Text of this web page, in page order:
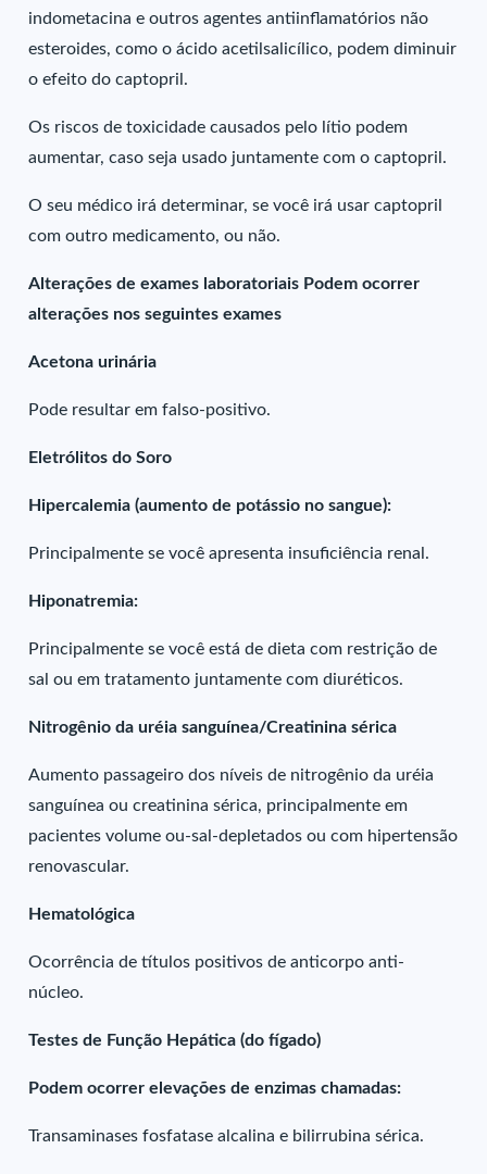
indometacina e outros agentes antiinflamatórios não
esteroides, como o ácido acetilsalicílico, podem diminuir
o efeito do captopril.
Os riscos de toxicidade causados pelo lítio podem
aumentar, caso seja usado juntamente com o captopril.
O seu médico irá determinar, se você irá usar captopril
com outro medicamento, ou não.
Alterações de exames laboratoriais Podem ocorrer
alterações nos seguintes exames
Acetona urinária
Pode resultar em falso-positivo.
Eletrólitos do Soro
Hipercalemia (aumento de potássio no sangue):
Principalmente se você apresenta insuficiência renal.
Hiponatremia:
Principalmente se você está de dieta com restrição de
sal ou em tratamento juntamente com diuréticos.
Nitrogênio da uréia sanguínea/Creatinina sérica
Aumento passageiro dos níveis de nitrogênio da uréia
sanguínea ou creatinina sérica, principalmente em
pacientes volume ou-sal-depletados ou com hipertensão
renovascular.
Hematológica
Ocorrência de títulos positivos de anticorpo anti-
núcleo.
Testes de Função Hepática (do fígado)
Podem ocorrer elevações de enzimas chamadas:
Transaminases fosfatase alcalina e bilirrubina sérica.